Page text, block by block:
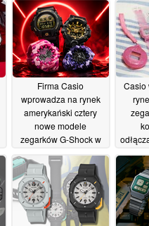
Firma Casio
wprowadza na rynek
amerykański cztery
nowe modele
zegarków G-Shock w
14/07/2026
Casio